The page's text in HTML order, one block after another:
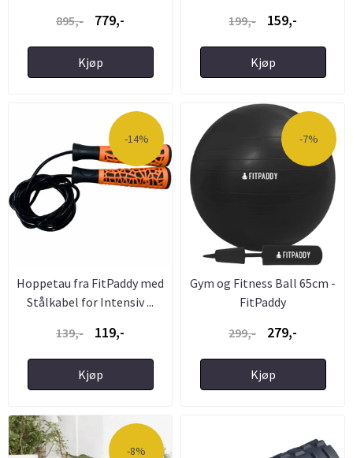
895,-
779,-
Kjøp
199,-
159,-
Kjøp
-14%
Hoppetau fra FitPaddy med
Stålkabel for Intensiv ...
139,-
119,-
Kjøp
-7%
Gym og Fitness Ball 65cm -
FitPaddy
299,-
279,-
Kjøp
-8%